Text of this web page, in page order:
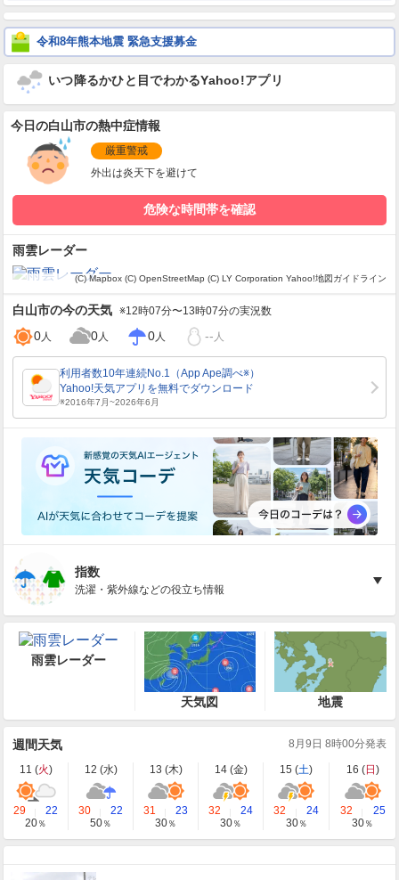
風
北東
7m/s
北東
7m/s
北東
7m/s
北東
7m/s
北東
7m/s
北東
7m/s
北東
6m/s
令和8年熊本地震 緊急支援募金
いつ降るかひと目でわかるYahoo!アプリ
今日の白山市の熱中症情報
厳重警戒
外出は炎天下を避けて
危険な時間帯を確認
雨雲レーダー
(C) Mapbox (C) OpenStreetMap (C) LY Corporation Yahoo!地図ガイドライン
白山市の今の天気 ※12時07分〜13時07分の実況数
0人 0人 0人 -- 人
指数
洗濯・紫外線などの役立ち情報
雨雲レーダー
天気図 地震
週間天気 8月9日 8時00分発表
11 (火) 12 (水) 13 (木) 14 (金) 15 (土) 16 (日 )
29
22
20％
30
22
50％
31
23
30％
32
24
30％
32
24
30％
32
25
30％